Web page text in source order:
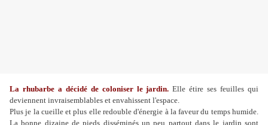
La rhubarbe a décidé de coloniser le jardin. Elle étire ses feuilles qui
deviennent invraisemblables et envahissent l'espace.
Plus je la cueille et plus elle redouble d'énergie à la faveur du temps humide.
La bonne dizaine de pieds disséminés un peu partout dans le jardin sont